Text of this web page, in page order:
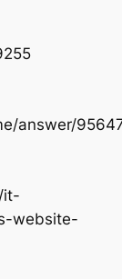
answer/
it-
website-